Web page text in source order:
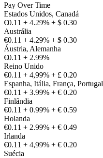
Pay Over Time
Estados Unidos, Canadá
€0.11 + 4.29% + $ 0.30
Austrália
€0.11 + 4.29% + $ 0.30
Áustria, Alemanha
€0.11 + 2.99%
Reino Unido
€0.11 + 4,99% + £ 0.20
Espanha, Itália, França, Portugal
€0.11 + 3.99% + € 0.20
Finlândia
€0.11 + 0.99% + € 0.59
Holanda
€0.11 + 2.99% + € 0.49
Irlanda
€0.11 + 4,99% + € 0.20
Suécia